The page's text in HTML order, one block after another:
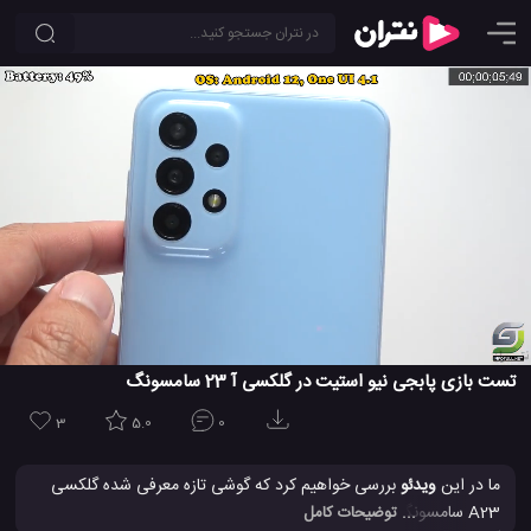
تست بازی پابجی نیو استیت در گلکسی آ 23 سامسونگ
3 5.0 0
ما در اینویدئوبررسی خواهیم کرد که گوشی تازه معرفی شده گلکسی
A23 سامسونگ بازی عالی پابجی نیو استیت را چگونه اجرا خواهد کرد.
... توضیحات کامل